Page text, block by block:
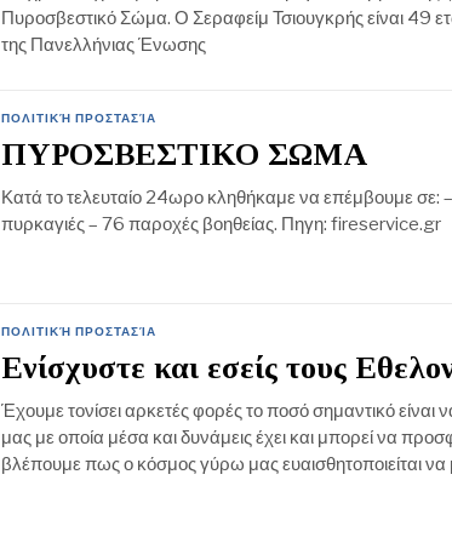
Πυροσβεστικό Σώμα. Ο Σεραφείμ Τσιουγκρής είναι 49
της Πανελλήνιας Ένωσης
ΠΟΛΙΤΙΚΉ ΠΡΟΣΤΑΣΊΑ
ΠΥΡΟΣΒΕΣΤΙΚΟ ΣΩΜΑ
Κατά το τελευταίο 24ωρο κληθήκαμε να επέμβουμε σε:
πυρκαγιές – 76 παροχές βοηθείας. Πηγη: fireservice.gr
ΠΟΛΙΤΙΚΉ ΠΡΟΣΤΑΣΊΑ
Ενίσχυστε και εσείς τους
Έχουμε τονίσει αρκετές φορές το ποσό σημαντικό είναι
μας με οποία μέσα και δυνάμεις έχει και μπορεί να
βλέπουμε πως ο κόσμος γύρω μας ευαισθητοποιείται να